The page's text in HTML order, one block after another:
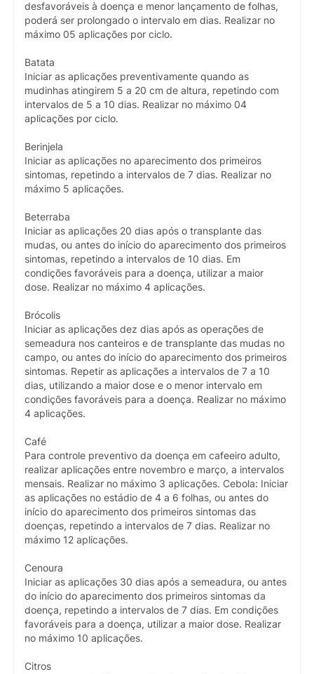
desfavoráveis à doença e menor lançamento de folhas,
poderá ser prolongado o intervalo em dias. Realizar no
máximo 05 aplicações por ciclo.
Batata
Iniciar as aplicações preventivamente quando as
mudinhas atingirem 5 a 20 cm de altura, repetindo com
intervalos de 5 a 10 dias. Realizar no máximo 04
aplicações por ciclo.
Berinjela
Iniciar as aplicações no aparecimento dos primeiros
sintomas, repetindo a intervalos de 7 dias. Realizar no
máximo 5 aplicações.
Beterraba
Iniciar as aplicações 20 dias após o transplante das
mudas, ou antes do início do aparecimento dos primeiros
sintomas, repetindo a intervalos de 10 dias. Em
condições favoráveis para a doença, utilizar a maior
dose. Realizar no máximo 4 aplicações.
Brócolis
Iniciar as aplicações dez dias após as operações de
semeadura nos canteiros e de transplante das mudas no
campo, ou antes do início do aparecimento dos primeiros
sintomas. Repetir as aplicações a intervalos de 7 a 10
dias, utilizando a maior dose e o menor intervalo em
condições favoráveis para a doença. Realizar no máximo
4 aplicações.
Café
Para controle preventivo da doença em cafeeiro adulto,
realizar aplicações entre novembro e março, a intervalos
mensais. Realizar no máximo 3 aplicações. Cebola: Iniciar
as aplicações no estádio de 4 a 6 folhas, ou antes do
início do aparecimento dos primeiros sintomas das
doenças, repetindo a intervalos de 7 dias. Realizar no
máximo 12 aplicações.
Cenoura
Iniciar as aplicações 30 dias após a semeadura, ou antes
do início do aparecimento dos primeiros sintomas da
doença, repetindo a intervalos de 7 dias. Em condições
favoráveis para a doença, utilizar a maior dose. Realizar
no máximo 10 aplicações.
Citros